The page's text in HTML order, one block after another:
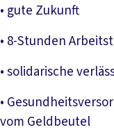
• gute Zukunft
• 8-Stunden
• solidarische
•
vom Geldbeutel